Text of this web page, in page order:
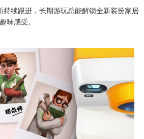
续跟进，长期游玩总能解锁全新装扮家居
味感受。